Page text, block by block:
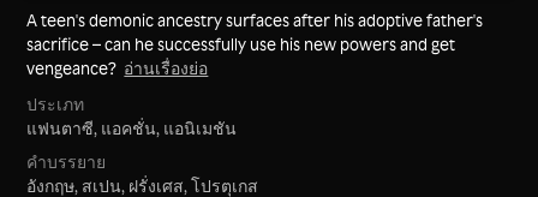
A teen's demonic ancestry surfaces after his adoptive father's
sacrifice – can he successfully use his new powers and get
vengeance? อ่านเรื่องย่อ
ประเภท
แฟนตาซี, แอคชั่น, แอนิเมชัน
คำบรรยาย
อังกฤษ, สเปน, ฝรั่งเศส, โปรตุเกส